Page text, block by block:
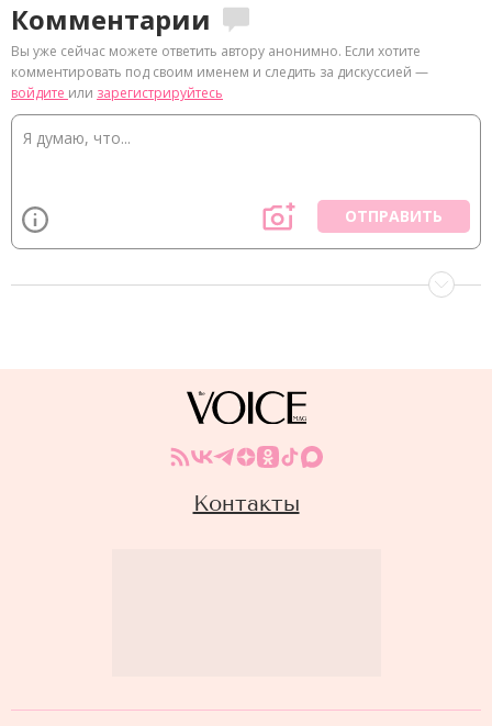
Комментарии
Вы уже сейчас можете ответить автору анонимно. Если хотите
комментировать под своим именем и следить за дискуссией —
войдите или зарегистрируйтесь
ОТПРАВИТЬ
Контакты